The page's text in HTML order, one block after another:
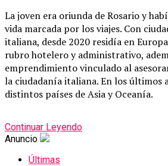
La joven era oriunda de Rosario y
vida marcada por los viajes. Con
italiana, desde 2020 residía en
rubro hotelero y administrativo,
emprendimiento vinculado al
la ciudadanía italiana. En los últimos
distintos países de Asia y Oceanía.
Continuar Leyendo
Anuncio
Últimas